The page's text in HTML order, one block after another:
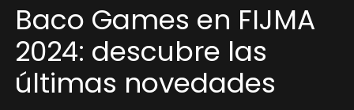
Baco Games en FIJMA
2024: descubre las
últimas novedades